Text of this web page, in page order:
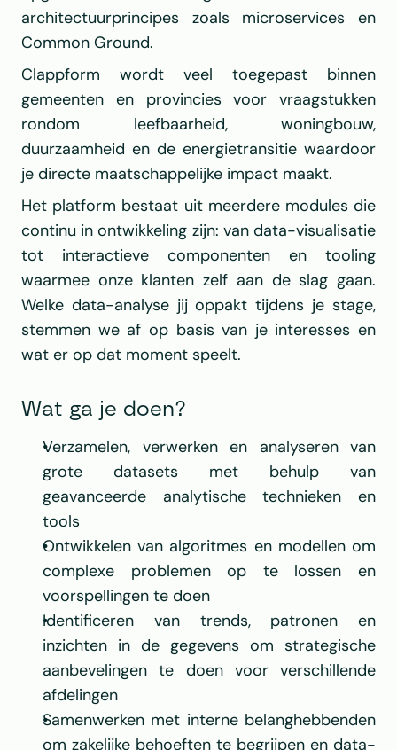
architectuurprincipes zoals microservices en
Common Ground.
Clappform wordt veel toegepast binnen
gemeenten en provincies voor vraagstukken
rondom leefbaarheid, woningbouw,
duurzaamheid en de energietransitie waardoor
je directe maatschappelijke impact maakt.
Het platform bestaat uit meerdere modules die
continu in ontwikkeling zijn: van data-visualisatie
tot interactieve componenten en tooling
waarmee onze klanten zelf aan de slag gaan.
Welke data-analyse jij oppakt tijdens je stage,
stemmen we af op basis van je interesses en
wat er op dat moment speelt.
Wat ga je doen?
Verzamelen, verwerken en analyseren van
grote datasets met behulp van
geavanceerde analytische technieken en
tools
Ontwikkelen van algoritmes en modellen om
complexe problemen op te lossen en
voorspellingen te doen
Identificeren van trends, patronen en
inzichten in de gegevens om strategische
aanbevelingen te doen voor verschillende
afdelingen
Samenwerken met interne belanghebbenden
om zakelijke behoeften te begrijpen en data-